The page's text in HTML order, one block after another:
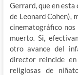
Gerrard, que en esta
de Leonard Cohen),
cinematográfico
muerto. Si,
otro avance del
director reincide
religiosas de